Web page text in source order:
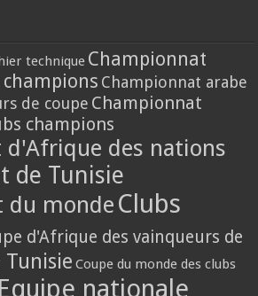
technique Championnat
Championnat arabe
de coupe Championnat
champions
d'Afrique des nations
de Tunisie
du monde Clubs
d'Afrique des vainqueurs de
Tunisie Coupe du monde des clubs
Equipe nationale